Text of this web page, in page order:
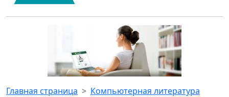
Главная страница
Компьютерная литература